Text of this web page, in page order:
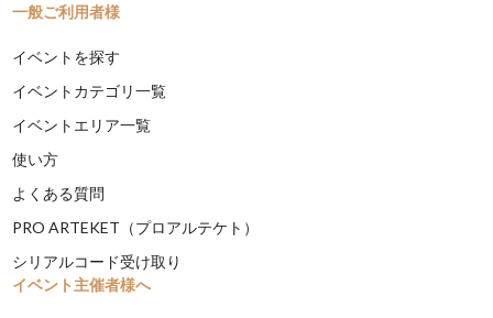
一般ご利用者様
イベントを探す
イベントカテゴリ一覧
イベントエリア一覧
使い方
よくある質問
PRO ARTEKET（プロアルテケト）
シリアルコード受け取り
イベント主催者様へ